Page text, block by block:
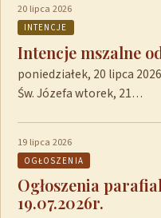
20 lipca 2026
INTENCJE
Intencje mszalne
poniedziałek, 20 lipca
Św. Józefa wtorek, 21…
19 lipca 2026
OGŁOSZENIA
Ogłoszenia
19.07.2026r.